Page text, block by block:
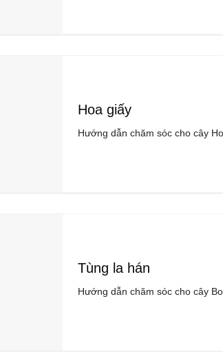
Hoa giấy
Hướng dẫn chăm sóc cho cây
Tùng la hán
Hướng dẫn chăm sóc cho cây